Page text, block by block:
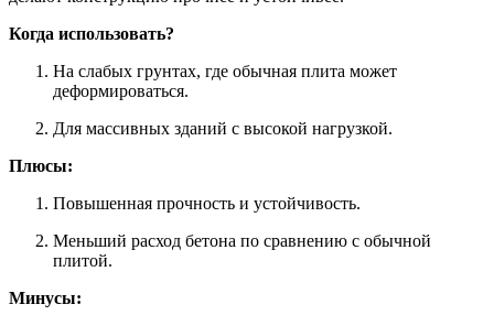
Когда использовать?
На слабых грунтах, где обычная плита может
деформироваться.
Для массивных зданий с высокой нагрузкой.
Плюсы:
Повышенная прочность и устойчивость.
Меньший расход бетона по сравнению с обычной
плитой.
Минусы: